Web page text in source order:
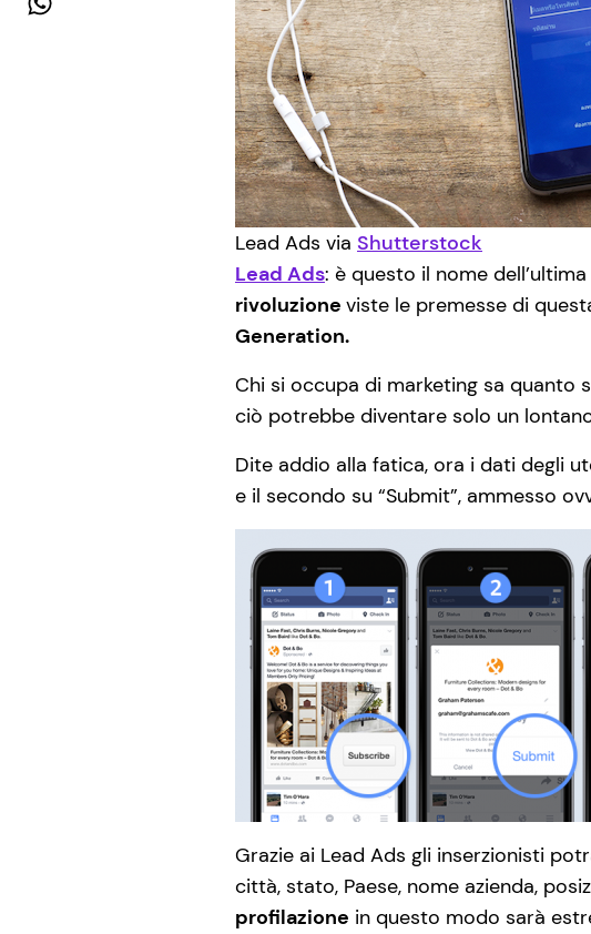
Lead Ads via Shutterstock
Lead Ads: è questo il nome dell’ultima
rivoluzione viste le premesse di
Generation.
Chi si occupa di marketing sa
ciò potrebbe diventare solo un
Dite addio alla fatica, ora i dati degli
e il secondo su “Submit”, ammesso
Grazie ai Lead Ads gli inserzionisti
città, stato, Paese, nome azienda,
profilazione in questo modo sarà